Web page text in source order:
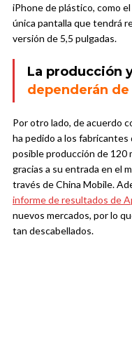
iPhone de plástico, como
única pantalla que tendrá
versión de 5,5 pulgadas.
La producción
dependerán de
Por otro lado, de acuerdo
ha pedido a los
posible producción de 120
gracias a su entrada en el
través de China Mobile.
informe de resultados de
nuevos mercados, por lo
tan descabellados.